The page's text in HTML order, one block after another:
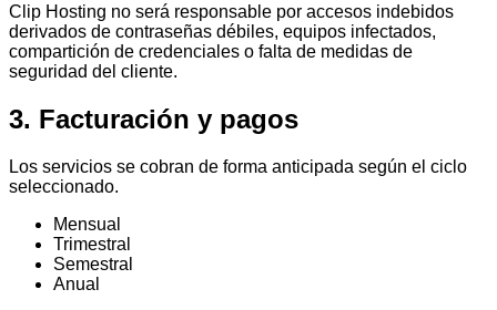
Clip Hosting no será responsable por accesos indebidos
derivados de contraseñas débiles, equipos infectados,
compartición de credenciales o falta de medidas de
seguridad del cliente.
3. Facturación y pagos
Los servicios se cobran de forma anticipada según el ciclo
seleccionado.
Mensual
Trimestral
Semestral
Anual